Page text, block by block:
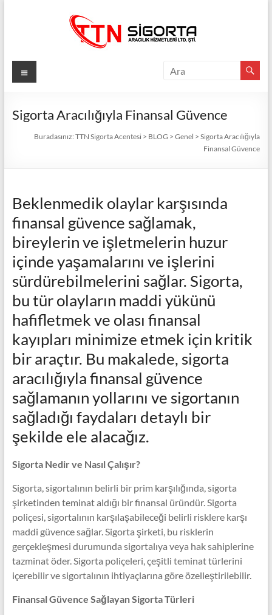
TTN
Acentesi
Güvenli
En
İyi
Fiyatlar,
Koruma
Menü
Sigorta Aracılığıyla Finansal Güvence
Buradasınız: TTN Sigorta Acentesi > BLOG >Genel >Sigorta Aracılığıyla
Finansal Güvence
Beklenmedik olaylar karşısında
finansal güvence sağlamak,
bireylerin ve işletmelerin huzur
içinde yaşamalarını ve işlerini
sürdürebilmelerini sağlar. Sigorta,
bu tür olayların maddi yükünü
hafifletmek ve olası finansal
kayıpları minimize etmek için kritik
bir araçtır. Bu makalede, sigorta
aracılığıyla finansal güvence
sağlamanın yollarını ve sigortanın
sağladığı faydaları detaylı bir
şekilde ele alacağız.
Sigorta Nedir ve Nasıl Çalışır?
Sigorta, sigortalının belirli bir prim karşılığında, sigorta
şirketinden teminat aldığı bir finansal üründür. Sigorta
poliçesi, sigortalının karşılaşabileceği belirli risklere karşı
maddi güvence sağlar. Sigorta şirketi, bu risklerin
gerçekleşmesi durumunda sigortalıya veya hak sahiplerine
tazminat öder. Sigorta poliçeleri, çeşitli teminat türlerini
içerebilir ve sigortalının ihtiyaçlarına göre özelleştirilebilir.
Finansal Güvence Sağlayan Sigorta Türleri